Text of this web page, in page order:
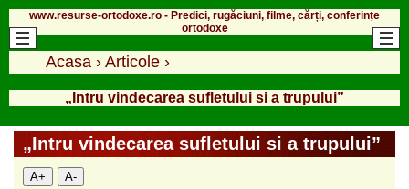
www.resurse-ortodoxe.ro - Predici, rugăciuni, filme, cărți, conferințe
ortodoxe
Acasa › Articole ›
„Intru vindecarea sufletului si a trupului”
„Intru vindecarea sufletului si a trupului”
A+ A-